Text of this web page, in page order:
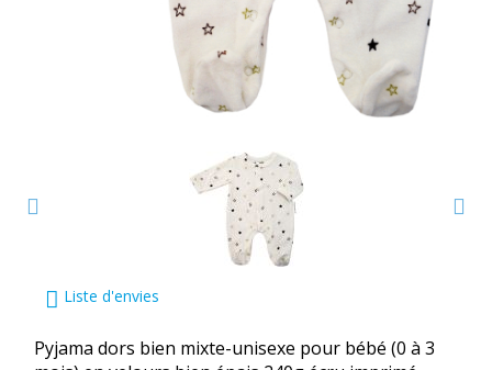
Liste d'envies
Pyjama dors bien mixte-unisexe pour bébé (0 à 3